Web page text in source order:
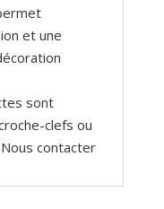
et une
sont
clefs ou
contacter